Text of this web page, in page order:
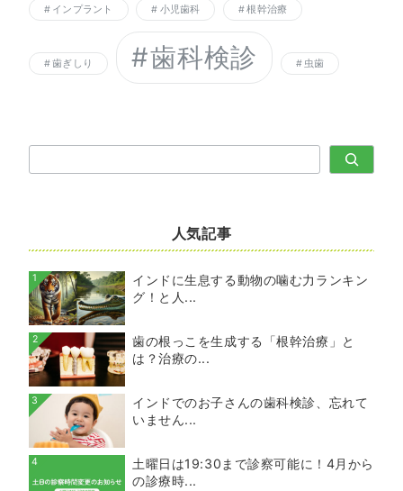
インプラント 小児歯科 根幹治療
歯ぎしり 歯科検診 虫歯
索
人気記事
1
インドに生息する動物の噛む力ランキン
グ！と人...
2
歯の根っこを生成する「根幹治療」と
は？治療の...
3
インドでのお子さんの歯科検診、忘れて
いません...
4
土曜日は19:30まで診察可能に！4月から
の診療時...